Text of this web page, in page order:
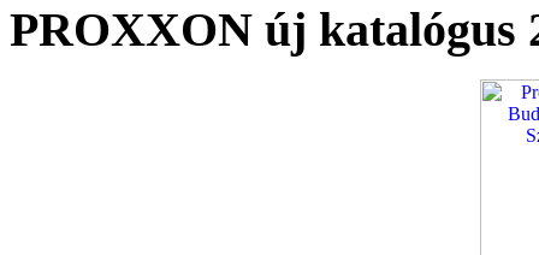
PROXXON új katalógus